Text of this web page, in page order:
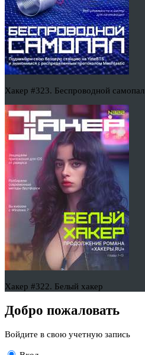
Хакер #323. Беспроводной самопал
Хакер #322. Белый хакер
Добро пожаловать
Войдите в свою учетную запись